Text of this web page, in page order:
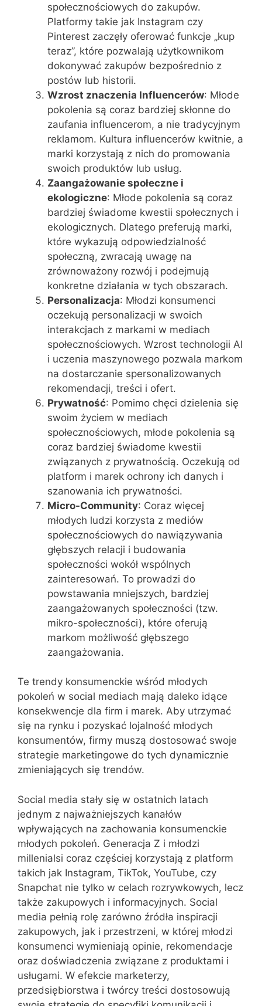
społecznościowych do zakupów.
Platformy takie jak Instagram czy
Pinterest zaczęły oferować funkcje „kup
teraz”, które pozwalają użytkownikom
dokonywać zakupów bezpośrednio z
postów lub historii.
Wzrost znaczenia Influencerów: Młode
pokolenia są coraz bardziej skłonne do
zaufania influencerom, a nie tradycyjnym
reklamom. Kultura influencerów kwitnie, a
marki korzystają z nich do promowania
swoich produktów lub usług.
Zaangażowanie społeczne i
ekologiczne: Młode pokolenia są coraz
bardziej świadome kwestii społecznych i
ekologicznych. Dlatego preferują marki,
które wykazują odpowiedzialność
społeczną, zwracają uwagę na
zrównoważony rozwój i podejmują
konkretne działania w tych obszarach.
Personalizacja: Młodzi konsumenci
oczekują personalizacji w swoich
interakcjach z markami w mediach
społecznościowych. Wzrost technologii AI
i uczenia maszynowego pozwala markom
na dostarczanie spersonalizowanych
rekomendacji, treści i ofert.
Prywatność: Pomimo chęci dzielenia się
swoim życiem w mediach
społecznościowych, młode pokolenia są
coraz bardziej świadome kwestii
związanych z prywatnością. Oczekują od
platform i marek ochrony ich danych i
szanowania ich prywatności.
Micro-Community: Coraz więcej
młodych ludzi korzysta z mediów
społecznościowych do nawiązywania
głębszych relacji i budowania
społeczności wokół wspólnych
zainteresowań. To prowadzi do
powstawania mniejszych, bardziej
zaangażowanych społeczności (tzw.
mikro-społeczności), które oferują
markom możliwość głębszego
zaangażowania.
Te trendy konsumenckie wśród młodych
pokoleń w social mediach mają daleko idące
konsekwencje dla firm i marek. Aby utrzymać
się na rynku i pozyskać lojalność młodych
konsumentów, firmy muszą dostosować swoje
strategie marketingowe do tych dynamicznie
zmieniających się trendów.
Social media stały się w ostatnich latach
jednym z najważniejszych kanałów
wpływających na zachowania konsumenckie
młodych pokoleń. Generacja Z i młodzi
millenialsi coraz częściej korzystają z platform
takich jak Instagram, TikTok, YouTube, czy
Snapchat nie tylko w celach rozrywkowych, lecz
także zakupowych i informacyjnych. Social
media pełnią rolę zarówno źródła inspiracji
zakupowych, jak i przestrzeni, w której młodzi
konsumenci wymieniają opinie, rekomendacje
oraz doświadczenia związane z produktami i
usługami. W efekcie marketerzy,
przedsiębiorstwa i twórcy treści dostosowują